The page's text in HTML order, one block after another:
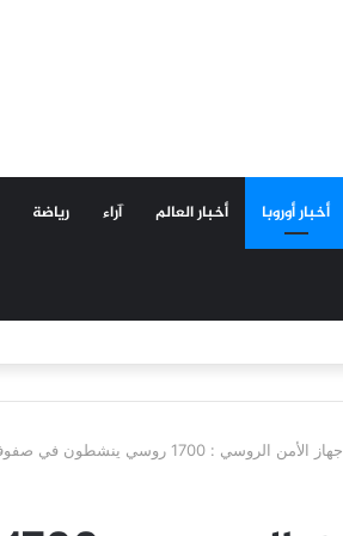
أخبار أوروبا أخبار العالم آراء رياضة
جهاز الأمن الروسي : 1700 روسي ينشطون في صفوف تنظيم داعش الارهابي